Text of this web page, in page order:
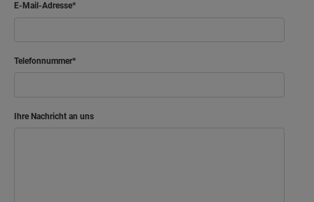
E-Mail-Adresse
Telefonnummer
Ihre Nachricht an uns